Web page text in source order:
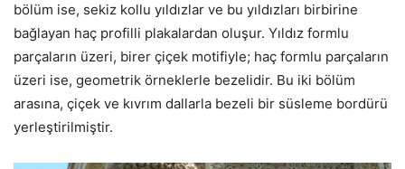
bölüm ise, sekiz kollu yıldızlar ve bu yıldızları birbirine
bağlayan haç profilli plakalardan oluşur. Yıldız formlu
parçaların üzeri, birer çiçek motifiyle; haç formlu parçaların
üzeri ise, geometrik örneklerle bezelidir. Bu iki bölüm
arasına, çiçek ve kıvrım dallarla bezeli bir süsleme bordürü
yerleştirilmiştir.